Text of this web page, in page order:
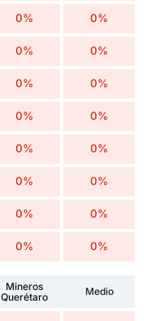
0% 0%
0% 0%
0% 0%
0% 0%
0% 0%
0% 0%
0% 0%
0% 0%
Mineros
Querétaro
Medio